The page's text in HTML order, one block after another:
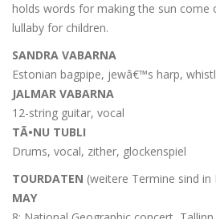
holds words for making the sun come
lullaby for children.
SANDRA VABARNA
Estonian bagpipe, jewâ€™s harp,
JALMAR VABARNA
12-string guitar, vocal
TÃ•NU TUBLI
Drums, vocal, zither, glockenspiel
TOURDATEN (weitere Termine sind in
MAY